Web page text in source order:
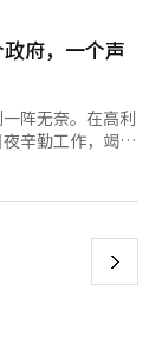
府共同努力，破
公共机构愿意放
的援手。隐性规
次成功模式推广
的最前线，帮助
。※ 本报道经
形成AI的生产能
发等社会整体提
施和长期金融，
制将企业创造的
建立一个将社会
少了邮件接收
恶意行为的检测
络攻击日益精细
要。我们将通过
共和教育机构提
”※ 本报道经
韩元（支出率
领
商户经营稳定
项目支出率均超
目标（9万亿韩
万亿韩元（支
（67.8%），产
管理目标的
府，一个声
阵无奈。在高利
辛勤工作，竭尽
的困扰，并不是
初创企业要求过
尽管产品相同，
下